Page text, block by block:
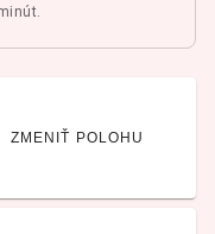
ZMENIŤ POLOHU